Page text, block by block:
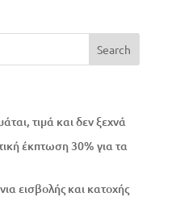
τιμά και δεν ξεχνά
έκπτωση 30% για τα
εισβολής και κατοχής